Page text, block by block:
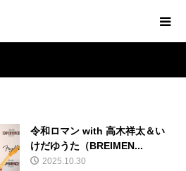
令和ロマン with 高木祥太＆い
けだゆうた（BREIMEN...
2025.10.30